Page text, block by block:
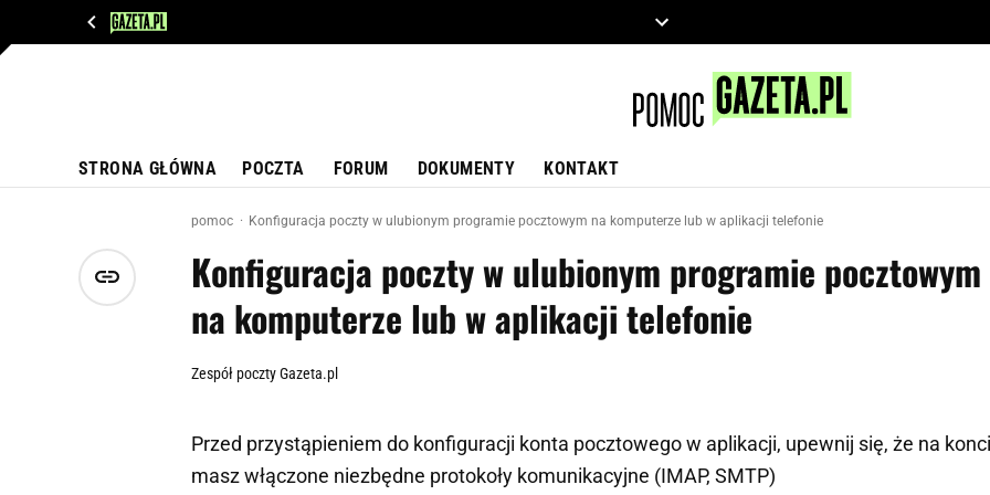
STRONA GŁÓWNA POCZTA FORUM DOKUMENTY KONTAKT
pomoc Konfiguracja poczty w ulubionym programie pocztowym na komputerze lub w aplikacji telefonie
Konfiguracja poczty w ulubionym programie pocztowym
na komputerze lub w aplikacji telefonie
Zespół poczty Gazeta.pl
Przed przystąpieniem do konfiguracji konta pocztowego w aplikacji, upewnij się, że na
masz włączone niezbędne protokoły komunikacyjne (IMAP, SMTP)